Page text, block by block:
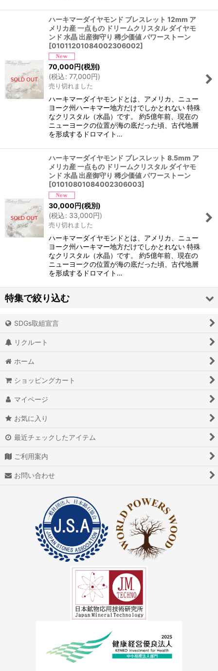
ハーキマーダイヤモンド ブレスレット 12mm ア
メリカ産 一点もの ドリームクリスタル ダイヤモ
ンド 水晶 出産御守り 稀少価値 パワーストーン
[01011201084002306002]
70,000 円(税別)
(税込: 77,000円)
売り切れました
ハーキマーダイヤモンドとは、アメリカ、ニュー
ヨーク州ハーキマー地方だけでしかとれない 特殊
なクリスタル（水晶）です。 約5億年前、現在の
ニューヨークの位置が海の底だった頃、古代地層
を形成するドロマイト…
ハーキマーダイヤモンド ブレスレット 8.5mm ア
メリカ産 一点もの ドリームクリスタル ダイヤモ
ンド 水晶 出産御守り 稀少価値 パワーストーン
[01010801084002306003]
30,000円(税別)
(税込: 33,000円)
売り切れました
ハーキマーダイヤモンドとは、アメリカ、ニュー
ヨーク州ハーキマー地方だけでしかとれない 特殊
なクリスタル（水晶）です。 約5億年前、現在の
ニューヨークの位置が海の底だった頃、古代地層
を形成するドロマイト…
特集で絞り込む
アイオライト
アイスクォーツ
アイリスクォーツ
アゼツライト
アフガナイト
アップルグリーンファントム
アベンチュリン
アレキサンドライト
SDGs取組宣言
リクルート
ホーム
ショッピングカート
マイページ
お気に入り
最近チェックしたアイテム
ご利用案内
お問い合わせ